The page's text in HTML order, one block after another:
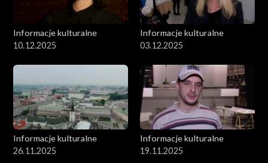
Informacje kulturalne
10.12.2025
Informacje kulturalne
03.12.2025
Informacje kulturalne
26.11.2025
Informacje kulturalne
19.11.2025